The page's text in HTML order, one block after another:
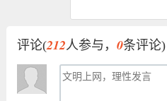
评论(212人参与， 0条评论)